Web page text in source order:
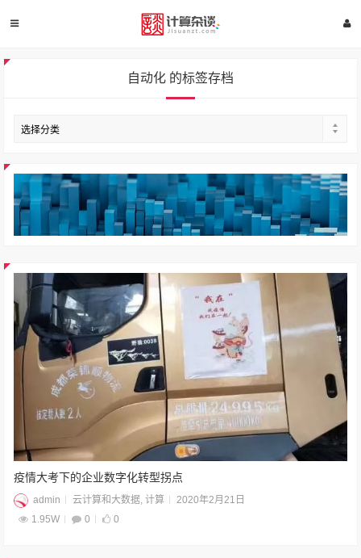
自动化 的标签存档
疫情大考下的企业数字化转型拐点
admin 云计算和大数据,计算
2020年2月21日
1.95W
0 0